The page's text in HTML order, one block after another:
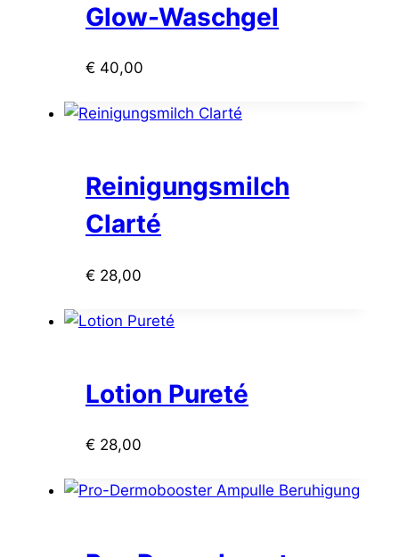
Glow-Waschgel
€ 40,00
Reinigungsmilch
Clarté
€ 28,00
Lotion Pureté
€ 28,00